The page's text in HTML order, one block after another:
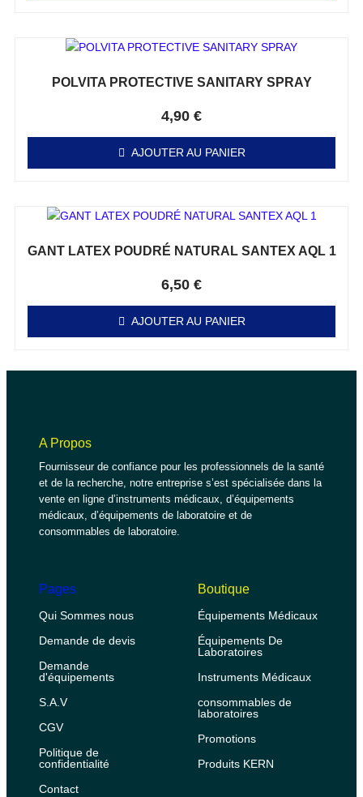
POLVITA PROTECTIVE SANITARY SPRAY
4,90 €
AJOUTER AU PANIER
GANT LATEX POUDRÉ NATURAL SANTEX AQL 1
6,50 €
AJOUTER AU PANIER
A Propos
Fournisseur de confiance pour les professionnels de la santé
et de la recherche, notre entreprise s’est spécialisée dans la
vente en ligne d’instruments médicaux, d’équipements
médicaux, d’équipements de laboratoire et de
consommables de laboratoire.
Pages
Qui Sommes nous
Demande de devis
Demande
d'équipements
S.A.V
CGV
Politique de
confidentialité
Contact
Boutique
Équipements Médicaux
Équipements De
Laboratoires
Instruments Médicaux
consommables de
laboratoires
Promotions
Produits KERN